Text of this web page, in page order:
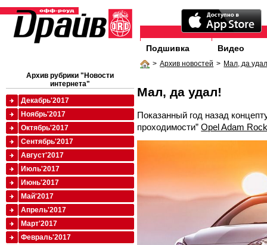
Подшивка Видео
> Архив новостей > Мал, да
Мал, да удал!
Показанный год назад
проходимости”Opel Adam
Архив рубрики "Новости
интернета"
Декабрь'2017
Ноябрь'2017
Октябрь'2017
Сентябрь'2017
Август'2017
Июль'2017
Июнь'2017
Май'2017
Апрель'2017
Март'2017
Февраль'2017